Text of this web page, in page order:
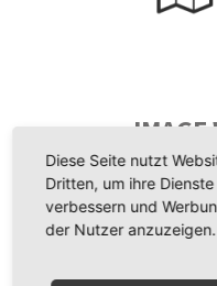
IMAGE
Diese Seite nutzt
Dritten, um ihre
verbessern und
der Nutzer anzuzeigen.